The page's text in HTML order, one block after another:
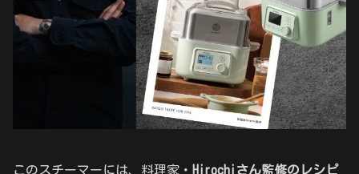
このスチーマーには、料理家・ Hirochiさん監修のレシピ